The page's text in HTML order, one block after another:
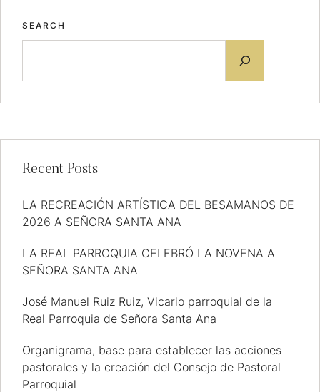
SEARCH
Recent Posts
LA RECREACIÓN ARTÍSTICA DEL BESAMANOS DE
2026 A SEÑORA SANTA ANA
LA REAL PARROQUIA CELEBRÓ LA NOVENA A
SEÑORA SANTA ANA
José Manuel Ruiz Ruiz, Vicario parroquial de la
Real Parroquia de Señora Santa Ana
Organigrama, base para establecer las acciones
pastorales y la creación del Consejo de Pastoral
Parroquial